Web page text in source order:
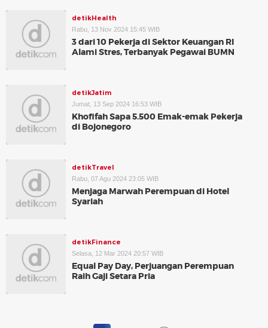
detikHealth
Rabu, 13 Nov 2024 15:45 WIB
3 dari 10 Pekerja di Sektor Keuangan RI
Alami Stres, Terbanyak Pegawai BUMN
detikJatim
Jumat, 13 Sep 2024 16:53 WIB
Khofifah Sapa 5.500 Emak-emak Pekerja
di Bojonegoro
detikTravel
Rabu, 07 Agu 2024 23:05 WIB
Menjaga Marwah Perempuan di Hotel
Syariah
detikFinance
Selasa, 12 Mar 2024 20:57 WIB
Equal Pay Day, Perjuangan Perempuan
Raih Gaji Setara Pria